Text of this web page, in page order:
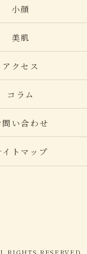
小顔
美肌
アクセス
コラム
問い合わせ
イトマップ